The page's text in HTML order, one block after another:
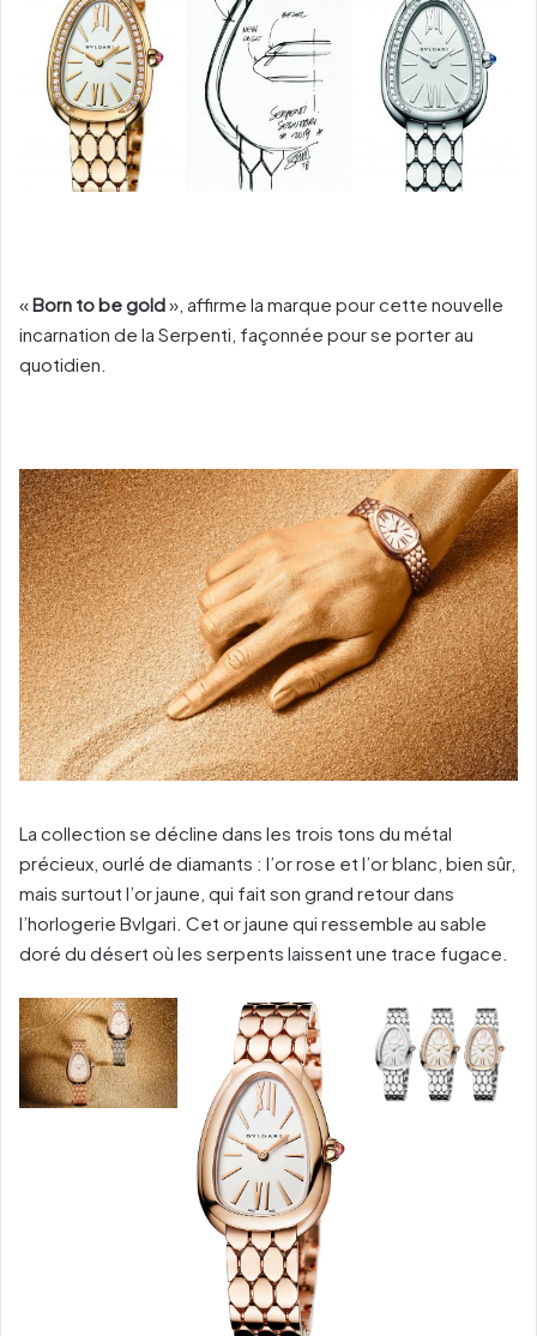
«Born to be gold», affirme la marque pour cette nouvelle
incarnation de la Serpenti, façonnée pour se porter au
quotidien.
La collection se décline dans les trois tons du métal
précieux, ourlé de diamants : l’or rose et l’or blanc, bien sûr,
mais surtout l’or jaune, qui fait son grand retour dans
l’horlogerie Bvlgari. Cet or jaune qui ressemble au sable
doré du désert où les serpents laissent une trace fugace.